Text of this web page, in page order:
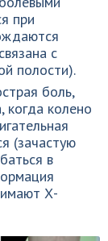
при
с
полости).
боль,
когда колено
(зачастую
в
Х-